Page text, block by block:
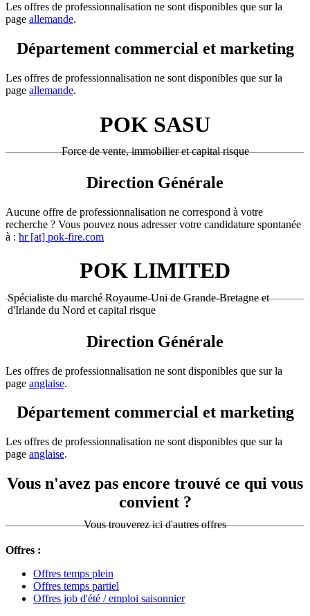
Les offres de professionnalisation ne sont disponibles que sur la
page allemande.
Département commercial et marketing
Les offres de professionnalisation ne sont disponibles que sur la
page allemande.
POK SASU
Force de vente, immobilier et capital risque
Direction Générale
Aucune offre de professionnalisation ne correspond à votre
recherche ? Vous pouvez nous adresser votre candidature spontanée
à : hr [at] pok-fire.com
POK LIMITED
Spécialiste du marché Royaume-Uni de Grande-Bretagne et
d'Irlande du Nord et capital risque
Direction Générale
Les offres de professionnalisation ne sont disponibles que sur la
page anglaise.
Département commercial et marketing
Les offres de professionnalisation ne sont disponibles que sur la
page anglaise.
Vous n'avez pas encore trouvé ce qui vous
convient ?
Vous trouverez ici d'autres offres
Offres :
Offres temps plein
Offres temps partiel
Offres job d'été / emploi saisonnier